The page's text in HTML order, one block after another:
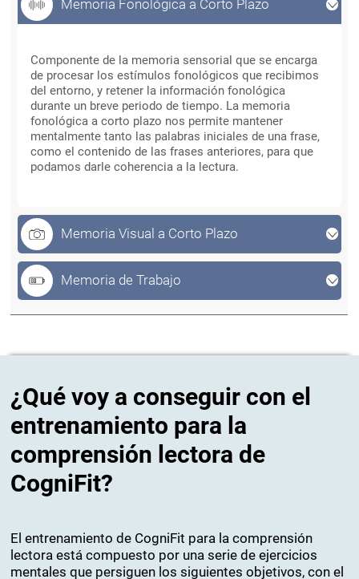
Memoria Fonológica a Corto Plazo
Componente de la memoria sensorial que se encarga
de procesar los estímulos fonológicos que recibimos
del entorno, y retener la información fonológica
durante un breve periodo de tiempo. La memoria
fonológica a corto plazo nos permite mantener
mentalmente tanto las palabras iniciales de una frase,
como el contenido de las frases anteriores, para que
podamos darle coherencia a la lectura.
Memoria Visual a Corto Plazo
Memoria de Trabajo
¿Qué voy a conseguir con el
entrenamiento para la
comprensión lectora de
CogniFit?
El entrenamiento de CogniFit para la comprensión
lectora está compuesto por una serie de ejercicios
mentales que persiguen los siguientes objetivos, con el